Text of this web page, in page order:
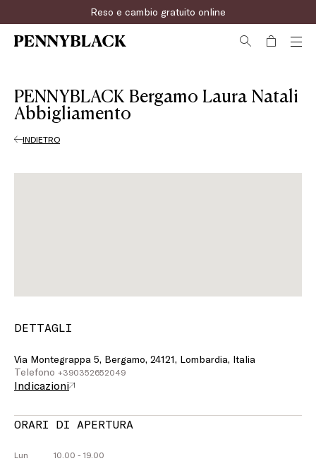
Reso e cambio gratuito online
PENNYBLACK Bergamo Laura Natali
Abbigliamento
INDIETRO
DETTAGLI
Via Montegrappa 5, Bergamo, 24121, Lombardia, Italia
Telefono +390352652049
Indicazioni
ORARI DI APERTURA
Lun
10.00 - 19.00